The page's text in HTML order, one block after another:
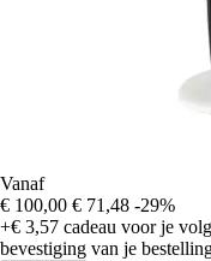
Vanaf
€ 100,00 € 71,48 -29%
+€ 3,57 cadeau voor je
bevestiging van je